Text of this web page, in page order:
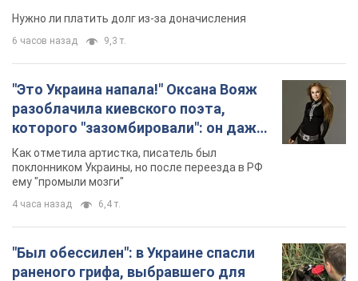
Нужно ли платить долг из-за доначисления
6 часов назад 9,3 т.
"Это Украина напала!" Оксана Вояж
разоблачила киевского поэта,
которого "зазомбировали": он даже
русского не знал, а теперь хочет
геноцида украинцев
Как отметила артистка, писатель был
поклонником Украины, но после переезда в РФ
ему "промыли мозги"
4 часа назад 6,4 т.
"Был обессилен": в Украине спасли
раненого грифа, выбравшего для